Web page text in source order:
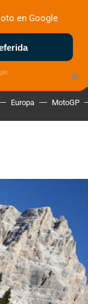
ELÉCTRICAS
Europa MotoGP
×
en Google